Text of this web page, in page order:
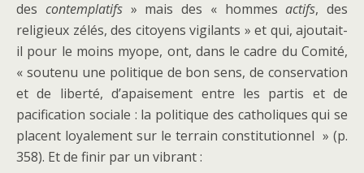
des contemplatifs» mais des « hommesactifs, des
religieux zélés, des citoyens vigilants » et qui, ajoutait-
il pour le moins myope, ont, dans le cadre du Comité,
« soutenu une politique de bon sens, de conservation
et de liberté, d’apaisement entre les partis et de
pacification sociale : la politique des catholiques qui se
placent loyalement sur le terrain constitutionnel » (p.
358). Et de finir par un vibrant :